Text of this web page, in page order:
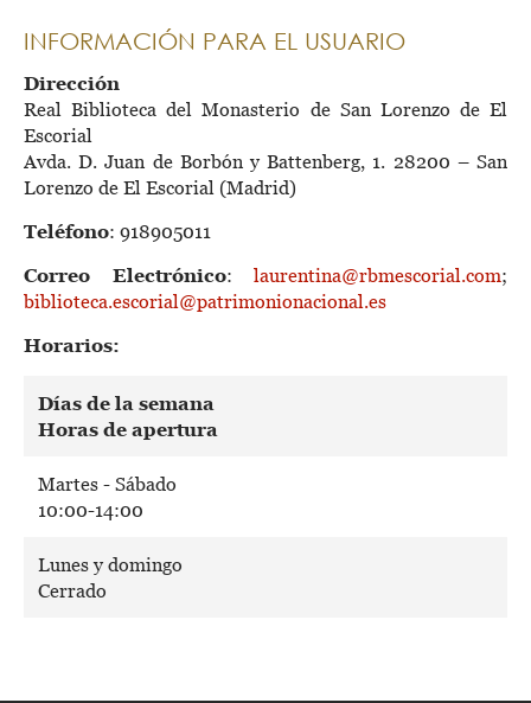
INFORMACIÓN PARA EL USUARIO
Dirección
Real Biblioteca del Monasterio de San Lorenzo de El
Escorial
Avda. D. Juan de Borbón y Battenberg, 1. 28200 – San
Lorenzo de El Escorial (Madrid)
Teléfono: 918905011
Correo Electrónico: laurentina@rbmescorial.com;
biblioteca.escorial@patrimonionacional.es
Horarios:
Días de la semana
Horas de apertura
Martes - Sábado
10:00-14:00
Lunes y domingo
Cerrado